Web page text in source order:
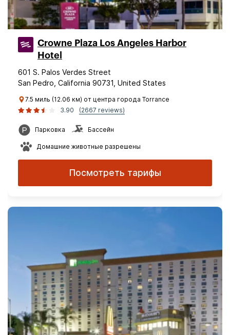
Crowne Plaza Los Angeles Harbor
Hotel
601 S. Palos Verdes Street
San Pedro, California 90731, United States
7.5 миль (12.06 км) от центра города Torrance
3.90
(2667 reviews)
Парковка Бассейн
Домашние животные разрешены
Посмотреть тарифы